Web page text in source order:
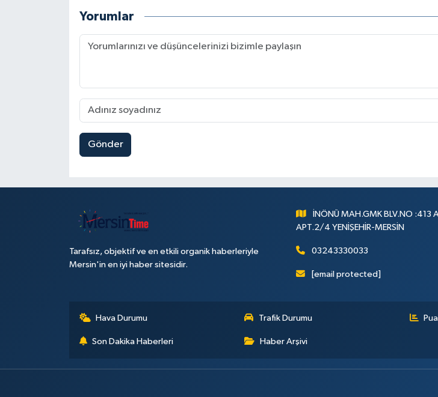
Yorumlar
Gönder
Tarafsız, objektif ve en etkili organik haberleriyle
Mersin'in en iyi haber sitesidir.
İNÖNÜ MAH.GMK BLV.NO :413
APT.2/4 YENİŞEHİR-MERSİN
03243330033
[email protected]
Hava Durumu Trafik Durumu
Son Dakika Haberleri Haber Arşivi